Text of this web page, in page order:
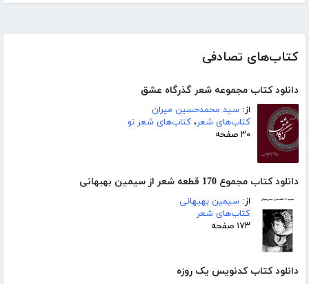
کتاب‌های تصادفی
دانلود کتاب مجموعه شعر گذرگاه عشق
از: سید محمدحسین میران
کتاب‌های شعر، کتاب‌های شعر نو
۳۰ صفحه
دانلود کتاب مجموع 170 قطعه شعر از سیمین بهبهانی
از: سیمین بهبهانی
کتاب‌های شعر
۱۷۳ صفحه
دانلود کتاب کدنویس یک روزه